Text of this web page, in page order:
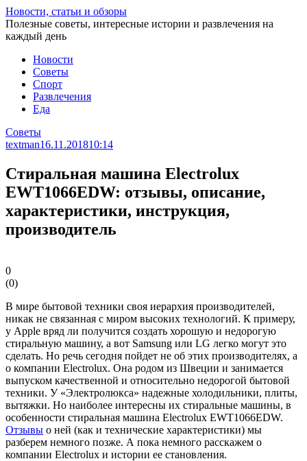
Перейти
к
статье
Новости, статьи и обзоры
Полезные советы, интересные истории и развлечения на
каждый день
Новости
Советы
Спорт
Развлечения
Еда
Советы
textman16.11.201810:14
Стиральная машина Electrolux
EWT1066EDW: отзывы, описание,
характеристики, инструкция,
производитель
0
(0)
В мире бытовой техники своя иерархия производителей,
никак не связанная с миром высоких технологий. К примеру,
у Apple вряд ли получится создать хорошую и недорогую
стиральную машину, а вот Samsung или LG легко могут это
сделать. Но речь сегодня пойдет не об этих производителях, а
о компании Electrolux. Она родом из Швеции и занимается
выпуском качественной и относительно недорогой бытовой
техники. У «Электролюкса» надежные холодильники, плиты,
вытяжки. Но наиболее интересны их стиральные машины, в
особенности стиральная машина Electrolux EWT1066EDW.
Отзывы о ней (как и технические характеристики) мы
разберем немного позже. А пока немного расскажем о
компании Electrolux и истории ее становления.